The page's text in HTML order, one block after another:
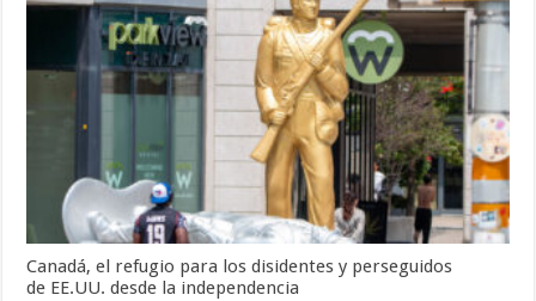
Canadá, el refugio para los disidentes y perseguidos
de EE.UU. desde la independencia